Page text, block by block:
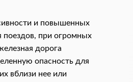
и повышенных
поездов, при огромных
дорога
опасность для
вблизи нее или